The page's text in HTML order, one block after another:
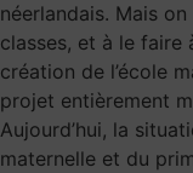
néerlandais. Mais
classes, et à le faire
création de l’école
projet entièrement
Aujourd’hui, la
maternelle et du